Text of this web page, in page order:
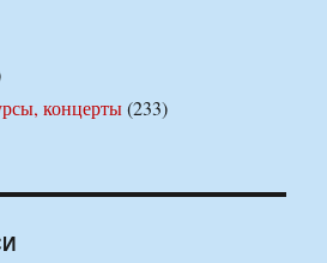
концерты(233)